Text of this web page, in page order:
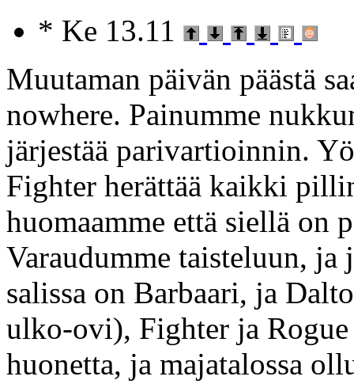
* Ke 13.11
Muutaman päivän päästä
nowhere. Painumme
järjestää parivartioinnin.
Fighter herättää kaikki
huomaamme että siellä on
Varaudumme taisteluun, ja
salissa on Barbaari, ja
ulko-ovi), Fighter ja
huonetta, ja majatalossa